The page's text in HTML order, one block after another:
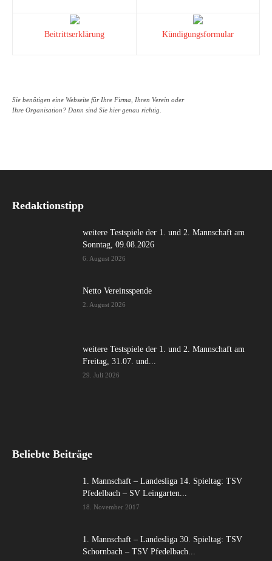
Beitrittserklärung Kündigungsformular
Sie benötigen eine Webseite für Ihre Firma, Ihren Verein oder
Ihre Organisation? Dann sind Sie hier genau richtig.
Redaktionstipp
weitere Testspiele der 1. und 2. Mannschaft am
Sonntag, 09.08.2026
6. August 2026
Netto Vereinsspende
2. August 2026
weitere Testspiele der 1. und 2. Mannschaft am
Freitag, 31.07. und...
29. Juli 2026
Beliebte Beiträge
1. Mannschaft – Landesliga 14. Spieltag: TSV
Pfedelbach – SV Leingarten...
18. November 2017
1. Mannschaft – Landesliga 30. Spieltag: TSV
Schornbach – TSV Pfedelbach...